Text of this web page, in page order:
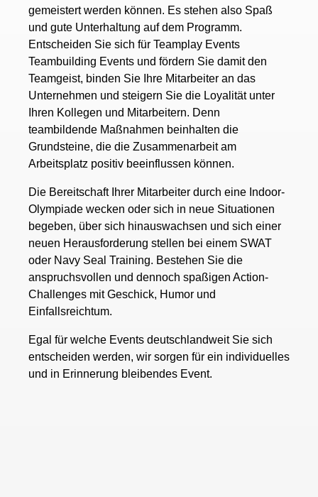
gemeistert werden können. Es stehen also Spaß
und gute Unterhaltung auf dem Programm.
Entscheiden Sie sich für Teamplay Events
Teambuilding Events und fördern Sie damit den
Teamgeist, binden Sie Ihre Mitarbeiter an das
Unternehmen und steigern Sie die Loyalität unter
Ihren Kollegen und Mitarbeitern. Denn
teambildende Maßnahmen beinhalten die
Grundsteine, die die Zusammenarbeit am
Arbeitsplatz positiv beeinflussen können.
Die Bereitschaft Ihrer Mitarbeiter durch eine Indoor-
Olympiade wecken oder sich in neue Situationen
begeben, über sich hinauswachsen und sich einer
neuen Herausforderung stellen bei einem SWAT
oder Navy Seal Training. Bestehen Sie die
anspruchsvollen und dennoch spaßigen Action-
Challenges mit Geschick, Humor und
Einfallsreichtum.
Egal für welche Events deutschlandweit Sie sich
entscheiden werden, wir sorgen für ein individuelles
und in Erinnerung bleibendes Event.